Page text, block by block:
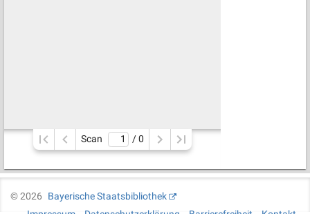
Scan / 0
©2026
Bayerische Staatsbibliothek